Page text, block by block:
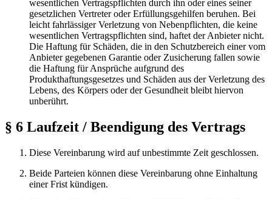
wesentlichen Vertragspflichten durch ihn oder eines seiner
gesetzlichen Vertreter oder Erfüllungsgehilfen beruhen. Bei
leicht fahrlässiger Verletzung von Nebenpflichten, die keine
wesentlichen Vertragspflichten sind, haftet der Anbieter nicht.
Die Haftung für Schäden, die in den Schutzbereich einer vom
Anbieter gegebenen Garantie oder Zusicherung fallen sowie
die Haftung für Ansprüche aufgrund des
Produkthaftungsgesetzes und Schäden aus der Verletzung des
Lebens, des Körpers oder der Gesundheit bleibt hiervon
unberührt.
§ 6 Laufzeit / Beendigung des Vertrags
Diese Vereinbarung wird auf unbestimmte Zeit geschlossen.
Beide Parteien können diese Vereinbarung ohne Einhaltung
einer Frist kündigen.